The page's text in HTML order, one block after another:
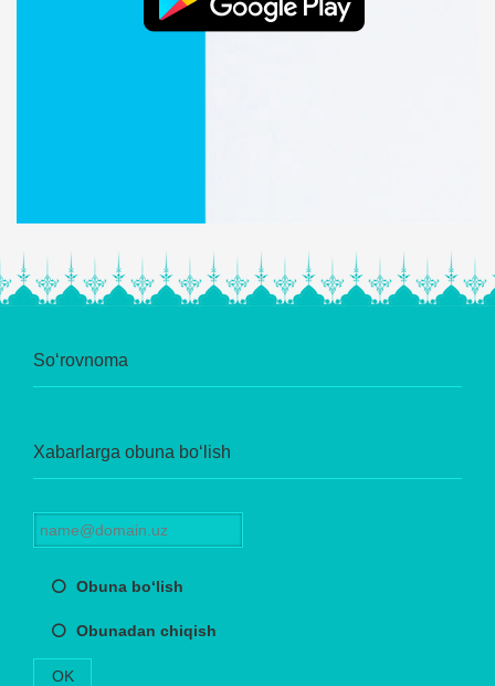
So‘rovnoma
Xabarlarga obuna bo‘lish
Obuna bo‘lish
Obunadan chiqish
OK